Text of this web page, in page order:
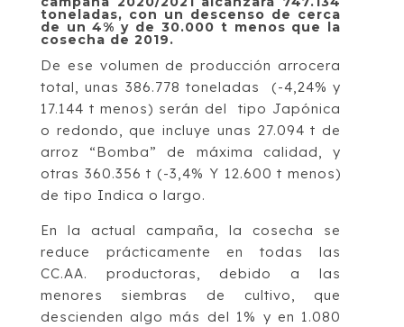
toneladas, con un descenso de cerca
de un 4% y de 30.000 t menos que la
cosecha de 2019.
De ese volumen de producción arrocera
total, unas 386.778 toneladas (-4,24% y
17.144 t menos) serán del tipo Japónica
o redondo, que incluye unas 27.094 t de
arroz “Bomba” de máxima calidad, y
otras 360.356 t (-3,4% Y 12.600 t menos)
de tipo Indica o largo.
En la actual campaña, la cosecha se
reduce prácticamente en todas las
CC.AA. productoras, debido a las
menores siembras de cultivo, que
descienden algo más del 1% y en 1.080